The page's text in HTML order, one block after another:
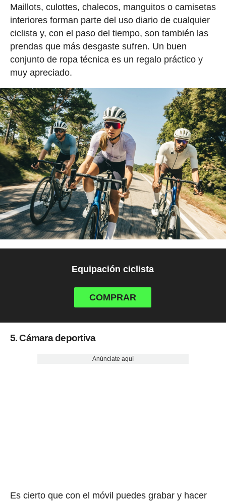
Maillots, culottes, chalecos, manguitos o camisetas
interiores forman parte del uso diario de cualquier
ciclista y, con el paso del tiempo, son también las
prendas que más desgaste sufren. Un buen
conjunto de ropa técnica es un regalo práctico y
muy apreciado.
Equipación ciclista
COMPRAR
5. Cámara deportiva
Anúnciate aquí
Es cierto que con el móvil puedes grabar y hacer